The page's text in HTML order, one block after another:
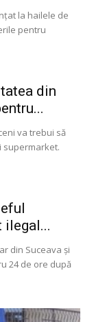
la hailele de
pentru
din
va trebui să
supermarket.
din Suceava şi
24 de ore după